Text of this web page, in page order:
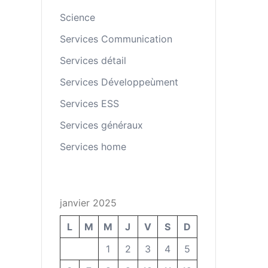
Science
Services Communication
Services détail
Services Développeùment
Services ESS
Services généraux
Services home
janvier 2025
L
M M J V S
D
1
2 3 4
5